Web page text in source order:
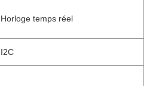
Horloge temps réel
I2C